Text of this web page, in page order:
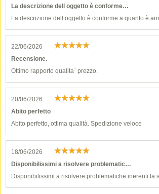
La descrizione dell oggetto è conforme…
La descrizione dell oggetto è conforme a quanto è
22/06/2026
Recensione.
Ottimo rapporto qualita` prezzo.
20/06/2026
Abito perfetto
Abito perfetto, ottima qualità. Spedizione veloce
18/06/2026
Disponibilissimi a risolvere problematic…
Disponibilissimi a risolvere problematiche inerenti la